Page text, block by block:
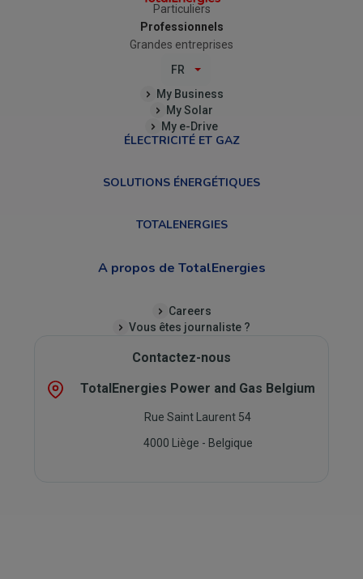
Particuliers
Professionnels
Grandes entreprises
FR
My Business
My Solar
My e-Drive
ÉLECTRICITÉ ET GAZ
SOLUTIONS ÉNERGÉTIQUES
TOTALENERGIES
A propos de TotalEnergies
Careers
Vous êtes journaliste ?
Contactez-nous
TotalEnergies Power and Gas Belgium
Rue Saint Laurent 54
4000 Liège - Belgique